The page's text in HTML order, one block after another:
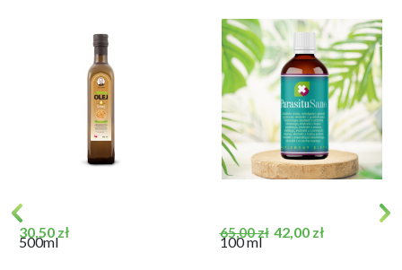
Cena
30,50 zł
500ml
Cena podstawowa
65,00 zł Cena
42,00 zł
100 ml